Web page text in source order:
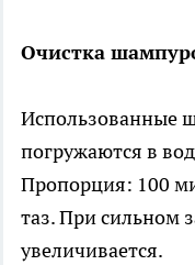
Очистка
Использованные
погружаются в
Пропорция: 100
таз. При сильном
увеличивается.